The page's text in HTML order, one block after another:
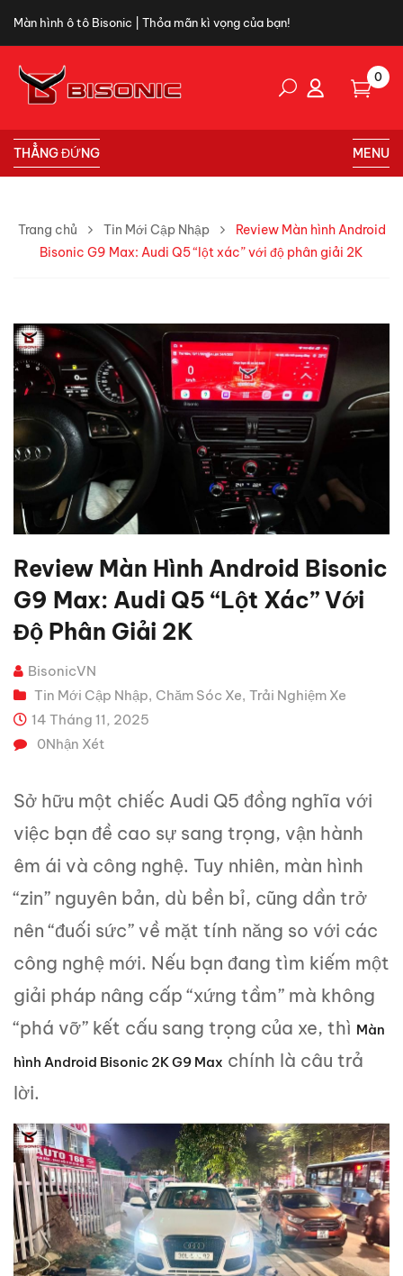
Màn hình ô tô Bisonic | Thỏa mãn kì vọng của bạn!
0
THẲNG ĐỨNG MENU
Trang chủ Tin Mới Cập Nhập
Review Màn hình Android
Bisonic G9 Max: Audi Q5 “lột xác” với độ phân giải 2K
Review Màn Hình Android Bisonic
G9 Max: Audi Q5 “lột Xác” Với
Độ Phân Giải 2K
BisonicVN
Tin Mới Cập Nhập, Chăm Sóc Xe, Trải Nghiệm Xe
14 Tháng 11, 2025
0Nhận Xét
Sở hữu một chiếc Audi Q5 đồng nghĩa với
việc bạn đề cao sự sang trọng, vận hành
êm ái và công nghệ. Tuy nhiên, màn hình
“zin” nguyên bản, dù bền bỉ, cũng dần trở
nên “đuối sức” về mặt tính năng so với các
công nghệ mới. Nếu bạn đang tìm kiếm một
giải pháp nâng cấp “xứng tầm” mà không
“phá vỡ” kết cấu sang trọng của xe, thì Màn
hình Android Bisonic 2K G9 Max chính là câu trả
lời.